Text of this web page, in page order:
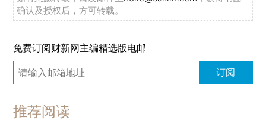
确认及授权后，方可转载。
免费订阅财新网主编精选版电邮
订阅
推荐阅读